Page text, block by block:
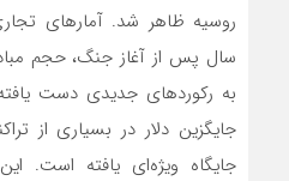
روسیه ظاهر شد. آمارهای
سال پس از آغاز جنگ، حجم
به رکوردهای جدیدی دست
جایگزین دلار در بسیاری از
جایگاه ویژه‌ای یافته است.